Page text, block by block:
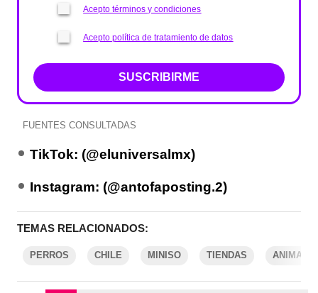
Acepto términos y condiciones
Acepto política de tratamiento de datos
SUSCRIBIRME
FUENTES CONSULTADAS
TikTok: (@eluniversalmx)
Instagram: (@antofaposting.2)
TEMAS RELACIONADOS:
PERROS CHILE MINISO TIENDAS